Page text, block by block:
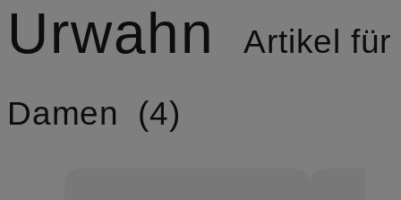
Urwahn
Artikel für
Damen
4